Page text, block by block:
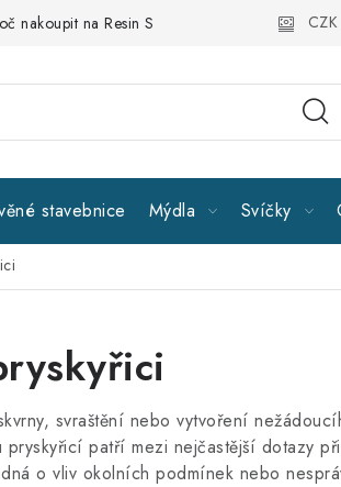
nakoupit na Resin Studiu Sledujte násCZK
stavebnice Mýdla Svíčky
svraštění nebo vytvoření
patří mezi nejčastější dotazy
o vliv okolních podmínek nebo